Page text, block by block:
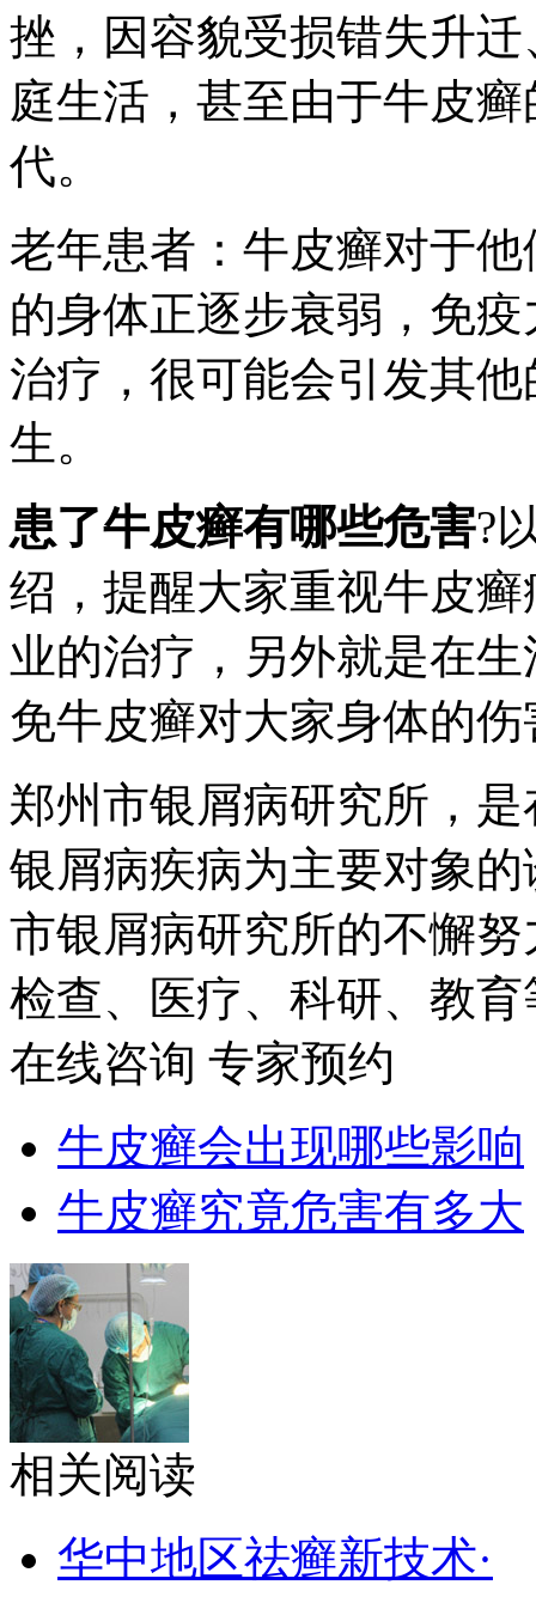
挫，因容貌受损错失升
庭生活，甚至由于牛皮
代。
老年患者：牛皮癣对于
的身体正逐步衰弱，免
治疗，很可能会引发其
生。
患了牛皮癣有哪些危害?
绍，提醒大家重视牛皮
业的治疗，另外就是在
免牛皮癣对大家身体的伤
郑州市银屑病研究所，
银屑病疾病为主要对象
市银屑病研究所的不懈
检查、医疗、科研、教育
在线咨询 专家预约
牛皮癣会出现哪些影响
牛皮癣究竟危害有多大
相关阅读
华中地区祛癣新技术·